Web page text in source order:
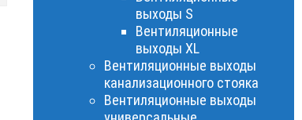
выходы S
Вентиляционные
выходы XL
Вентиляционные выходы
канализационного стояка
Вентиляционные выходы